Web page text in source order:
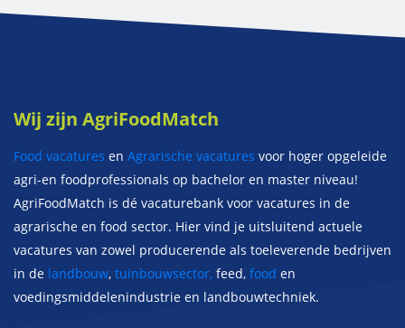
Wij zijn AgriFoodMatch
Food vacatures en Agrarische vacatures voor hoger opgeleide
agri-en foodprofessionals op bachelor en master niveau!
AgriFoodMatch is dé vacaturebank voor vacatures in de
agrarische en food sector. Hier vind je uitsluitend actuele
vacatures van zowel producerende als toeleverende bedrijven
in de landbouw, tuinbouwsector, feed, food en
voedingsmiddelenindustrie en landbouwtechniek.